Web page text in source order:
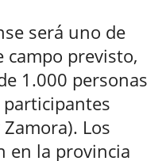
será uno de
campo previsto,
1.000 personas
Los
en la provincia